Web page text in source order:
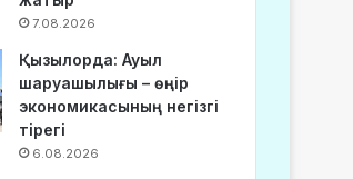
7.08.2026
Қызылорда: Ауыл
шаруашылығы – өңір
экономикасының негізгі
тірегі
6.08.2026